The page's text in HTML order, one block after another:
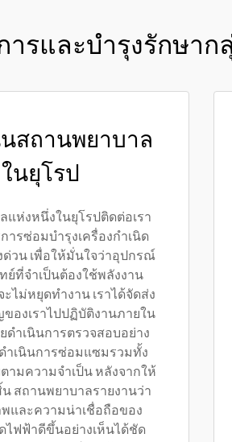
ารและบำรุงรักษา
สถานพยาบาล
ในยุโรป
แห่งหนึ่งในยุโรปติดต่อเรา
ารซ่อมบำรุงเครื่องกำเนิด
ด่วน เพื่อให้มั่นใจว่าอุปกรณ์
ย์ที่จำเป็นต้องใช้พลังงาน
ะไม่หยุดทำงาน เราได้จัดส่ง
องเราไปปฏิบัติงานภายใน
ดำเนินการตรวจสอบอย่าง
ำเนินการซ่อมแซมรวมทั้ง
ามความจำเป็น หลังจากให้
น สถานพยาบาลรายงานว่า
และความน่าเชื่อถือของ
ไฟฟ้าดีขึ้นอย่างเห็นได้ชัด